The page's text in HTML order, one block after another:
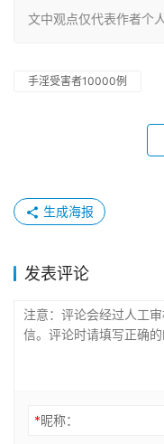
文中观点仅代表作者个
手淫受害者10000例
生成海报
发表评论
*昵称：